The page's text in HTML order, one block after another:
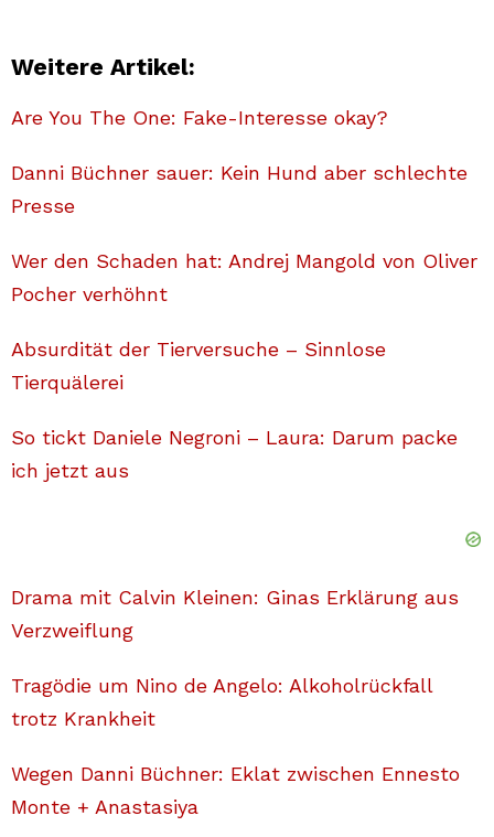
Weitere Artikel:
Are You The One: Fake-Interesse okay?
Danni Büchner sauer: Kein Hund aber schlechte
Presse
Wer den Schaden hat: Andrej Mangold von Oliver
Pocher verhöhnt
Absurdität der Tierversuche – Sinnlose
Tierquälerei
So tickt Daniele Negroni – Laura: Darum packe
ich jetzt aus
Drama mit Calvin Kleinen: Ginas Erklärung aus
Verzweiflung
Tragödie um Nino de Angelo: Alkoholrückfall
trotz Krankheit
Wegen Danni Büchner: Eklat zwischen Ennesto
Monte + Anastasiya